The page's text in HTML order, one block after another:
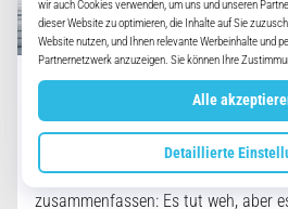
7. 8. 2026 • Lesedauer 8 min
Intervallauftraining: Steigere
Geschwindigkeit und
Intervalltraining lässt sich in einem
zusammenfassen: Es tut weh, aber